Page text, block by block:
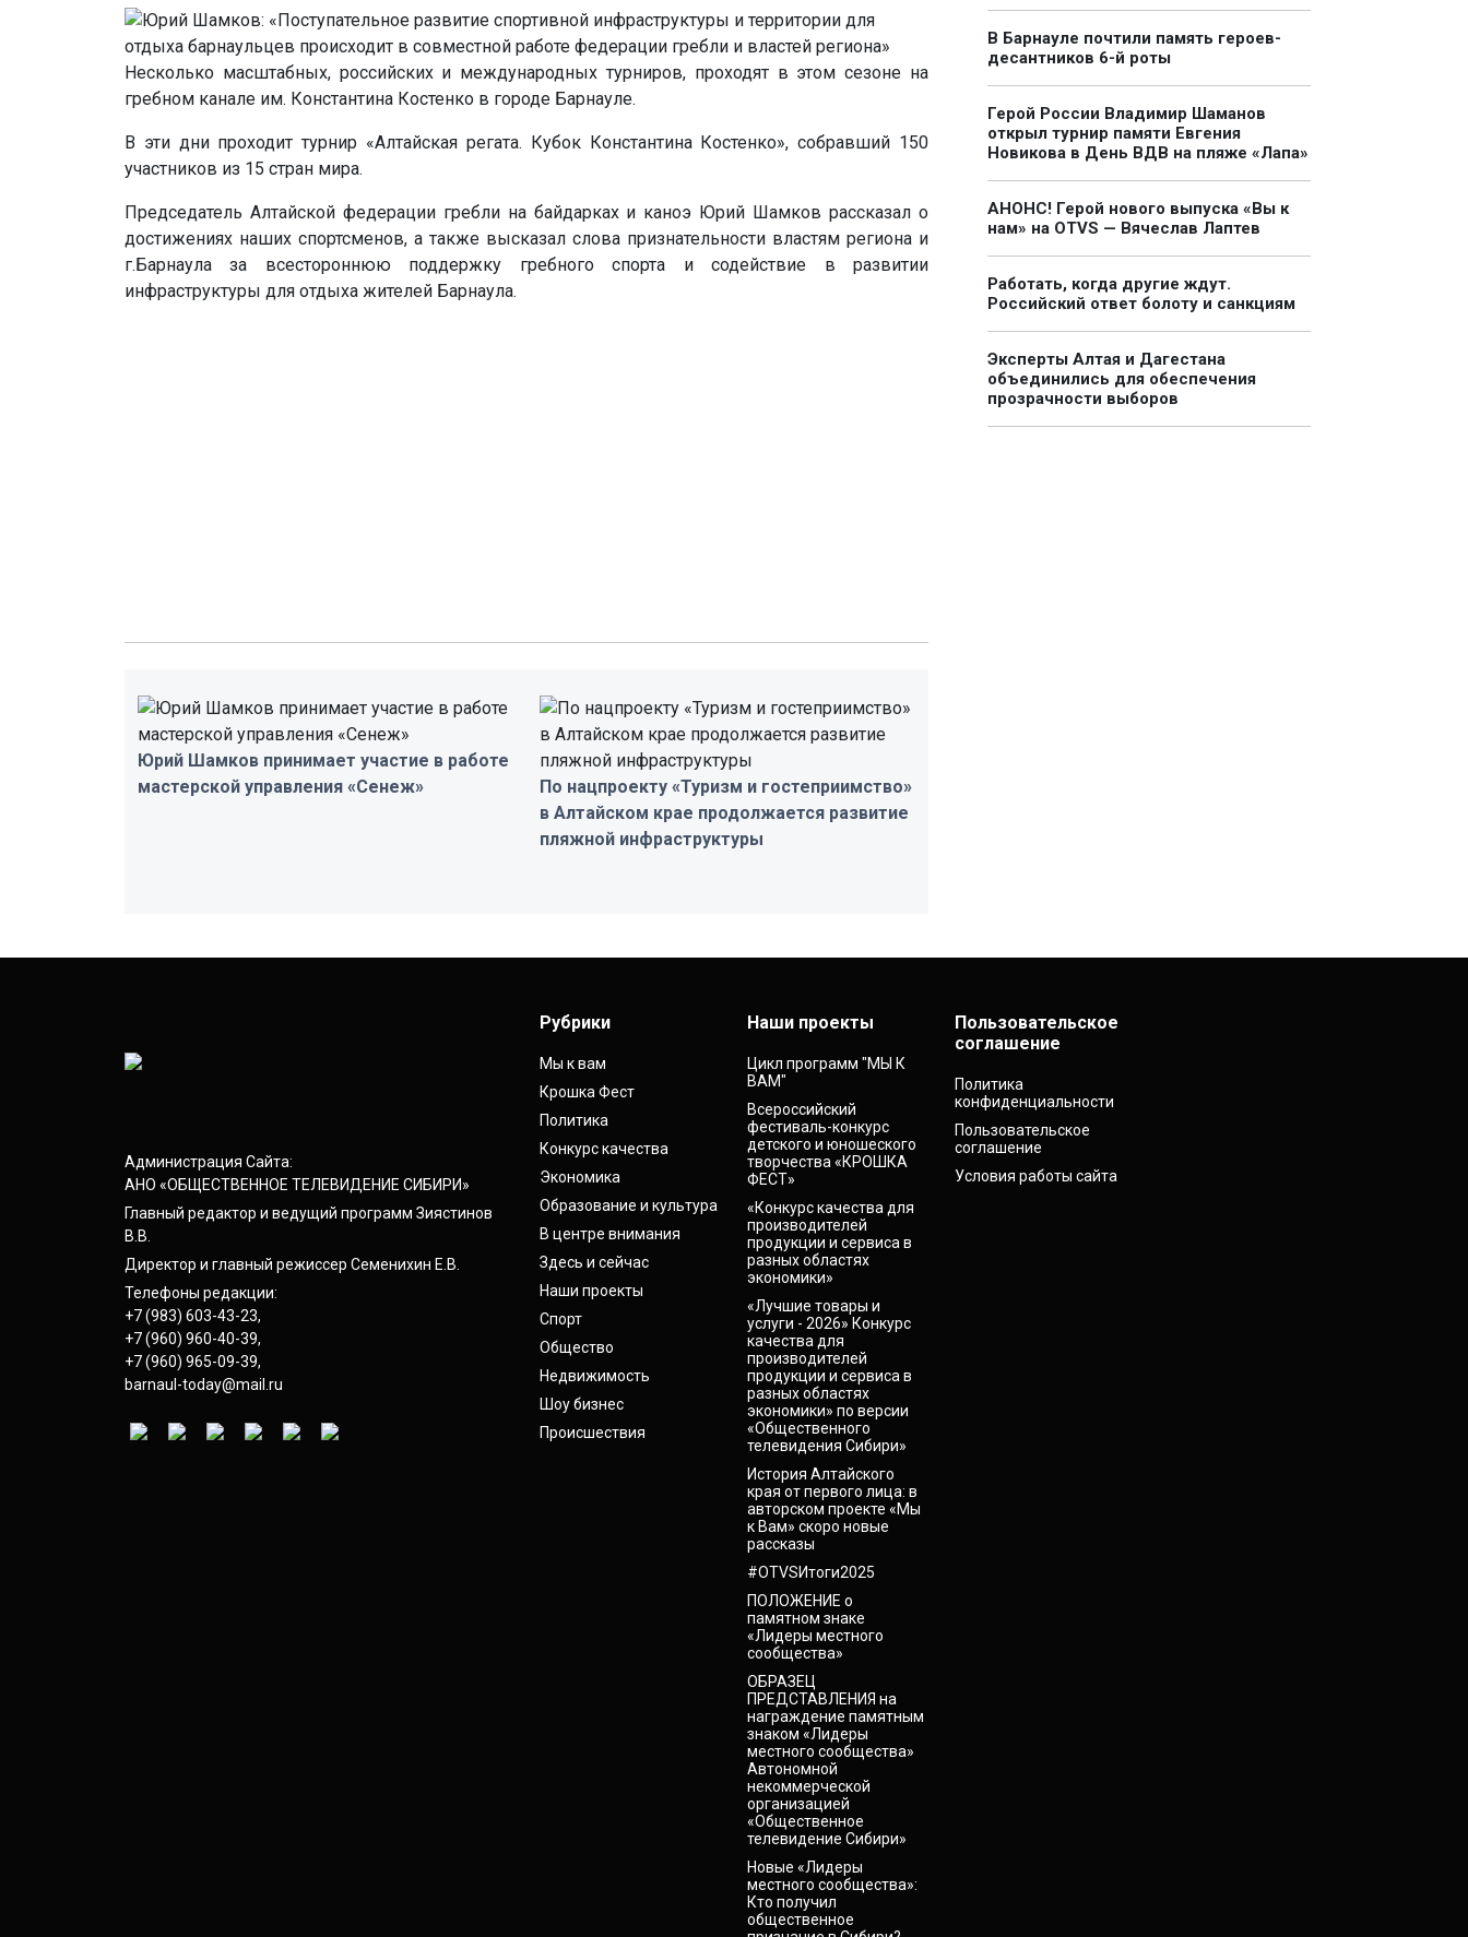
Несколько масштабных, российских и международных турниров, проходят в этом сезоне на
гребном канале им. Константина Костенко в городе Барнауле.
В эти дни проходит турнир «Алтайская регата. Кубок Константина Костенко», собравший 150
участников из 15 стран мира.
Председатель Алтайской федерации гребли на байдарках и каноэ Юрий Шамков рассказал о
достижениях наших спортсменов, а также высказал слова признательности властям региона и
г.Барнаула за всестороннюю поддержку гребного спорта и содействие в развитии
инфраструктуры для отдыха жителей Барнаула.
Юрий Шамков принимает участие в работе
мастерской управления «Сенеж»
По нацпроекту «Туризм и гостеприимство»
в Алтайском крае продолжается развитие
пляжной инфраструктуры
В Барнауле почтили память героев-
десантников 6-й роты
Герой России Владимир Шаманов
открыл турнир памяти Евгения
Новикова в День ВДВ на пляже «Лапа»
АНОНС! Герой нового выпуска «Вы к
нам» на OTVS — Вячеслав Лаптев
Работать, когда другие ждут.
Российский ответ болоту и санкциям
Эксперты Алтая и Дагестана
объединились для обеспечения
прозрачности выборов
Администрация Сайта:
АНО «ОБЩЕСТВЕННОЕ ТЕЛЕВИДЕНИЕ СИБИРИ»
Главный редактор и ведущий программ Зиястинов
В.В.
Директор и главный режиссер Семенихин Е.В.
Телефоны редакции:
+7 (983) 603-43-23,
+7 (960) 960-40-39,
+7 (960) 965-09-39,
barnaul-today@mail.ru
Рубрики
Мы к вам
Крошка Фест
Политика
Конкурс качества
Экономика
Образование и культура
В центре внимания
Здесь и сейчас
Наши проекты
Спорт
Общество
Недвижимость
Шоу бизнес
Происшествия
Наши проекты
Цикл программ "МЫ К
ВАМ"
Всероссийский
фестиваль-конкурс
детского и юношеского
творчества «КРОШКА
ФЕСТ»
«Конкурс качества для
производителей
продукции и сервиса в
разных областях
экономики»
«Лучшие товары и
услуги - 2026» Конкурс
качества для
производителей
продукции и сервиса в
разных областях
экономики» по версии
«Общественного
телевидения Сибири»
История Алтайского
края от первого лица: в
авторском проекте «Мы
к Вам» скоро новые
рассказы
#OTVSИтоги2025
ПОЛОЖЕНИЕ о
памятном знаке
«Лидеры местного
сообщества»
ОБРАЗЕЦ
ПРЕДСТАВЛЕНИЯ на
награждение памятным
знаком «Лидеры
местного сообщества»
Автономной
некоммерческой
организацией
«Общественное
телевидение Сибири»
Новые «Лидеры
местного сообщества»:
Кто получил
общественное
Пользовательское
соглашение
Политика
конфиденциальности
Пользовательское
соглашение
Условия работы сайта